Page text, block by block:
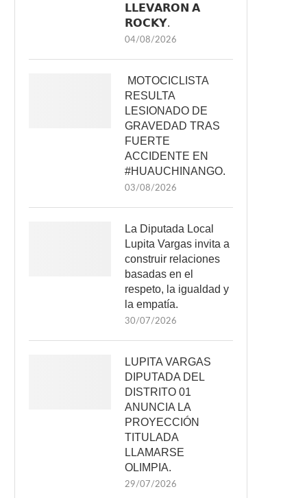
𝗟𝗟𝗘𝗩𝗔𝗥𝗢𝗡 𝗔
𝗥𝗢𝗖𝗞𝗬.
04/08/2026
MOTOCICLISTA
RESULTA
LESIONADO DE
GRAVEDAD TRAS
FUERTE
ACCIDENTE EN
#HUAUCHINANGO.
03/08/2026
La Diputada Local
Lupita Vargas invita a
construir relaciones
basadas en el
respeto, la igualdad y
la empatía.
30/07/2026
LUPITA VARGAS
DIPUTADA DEL
DISTRITO 01
ANUNCIA LA
PROYECCIÓN
TITULADA
LLAMARSE
OLIMPIA.
29/07/2026